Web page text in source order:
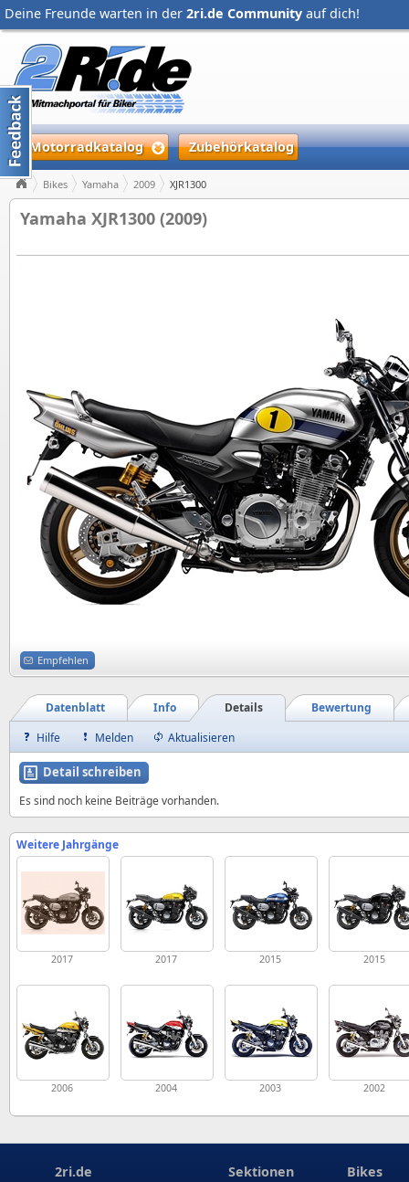
Deine Freunde warten in der 2ri.de Community auf dich!
Motorradkatalog Zubehörkatalog
Bikes Yamaha 2009 XJR1300
Yamaha XJR1300 (2009)
Empfehlen
Bewertung
Details
Info
Datenblatt
Hilfe
Melden Aktualisieren
Detail schreiben
Es sind noch keine Beiträge vorhanden.
Weitere Jahrgänge
2017 2017 2015 2015
2006 2004 2003 2002
2ri.de Sektionen Bikes